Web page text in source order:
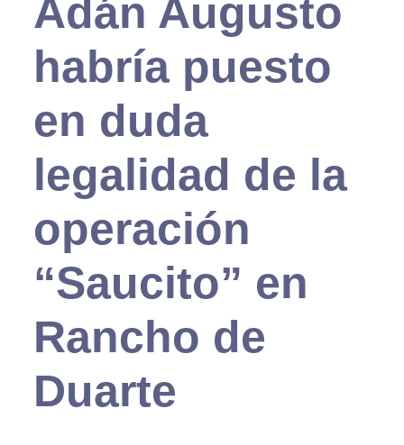
Adán Augusto
habría puesto
en duda
legalidad de la
operación
“Saucito” en
Rancho de
Duarte